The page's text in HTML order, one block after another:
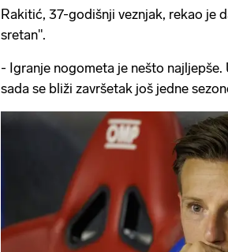
Rakitić, 37-godišnji veznjak, rekao je
sretan".
- Igranje nogometa je nešto najljepše.
sada se bliži završetak još jedne